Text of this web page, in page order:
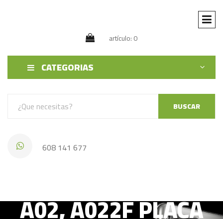
artículo: 0
CATEGORIAS
BUSCAR
608 141 677
A02, A022F PLACA